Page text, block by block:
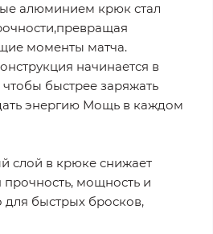
алюминием крюк стал
моменты матча.
начинается в
быстрее заряжать
энергию Мощь в каждом
слой в крюке снижает
мощность и
для быстрых бросков,